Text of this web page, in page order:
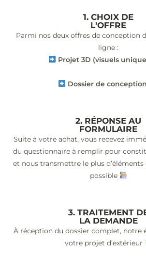
1. CHOIX DE
L'OFFRE
Parmi nos deux offres de conception
ligne :
Projet 3D (visuels
Dossier de
2. RÉPONSE AU
FORMULAIRE
Suite à votre achat, vous recevez
du questionnaire à remplir pour
et nous transmettre le plus
possible
3. TRAITEMENT
LA DEMANDE
À réception du dossier complet, notre
votre projet d’extérieur